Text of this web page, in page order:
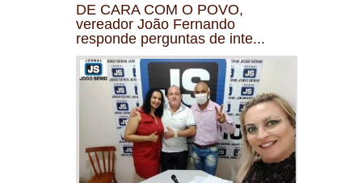
DE CARA COM O POVO,
vereador João Fernando
responde perguntas de inte...